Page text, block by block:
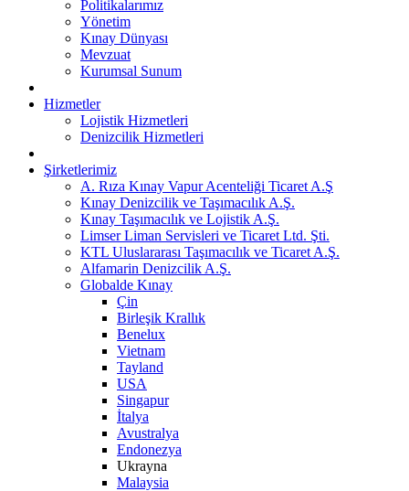
Politikalarımız
Yönetim
Kınay Dünyası
Mevzuat
Kurumsal Sunum
Hizmetler
Lojistik Hizmetleri
Denizcilik Hizmetleri
Şirketlerimiz
A. Rıza Kınay Vapur Acenteliği Ticaret A.Ş
Kınay Denizcilik ve Taşımacılık A.Ş.
Kınay Taşımacılık ve Lojistik A.Ş.
Limser Liman Servisleri ve Ticaret Ltd. Şti.
KTL Uluslararası Taşımacılık ve Ticaret A.Ş.
Alfamarin Denizcilik A.Ş.
Globalde Kınay
Çin
Birleşik Krallık
Benelux
Vietnam
Tayland
USA
Singapur
İtalya
Avustralya
Endonezya
Ukrayna
Malaysia